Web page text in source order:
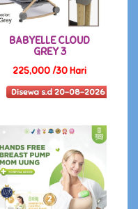
BABYELLE CLOUD
GREY 3
225,000 /30 Hari
Disewa s.d 20-08-2026